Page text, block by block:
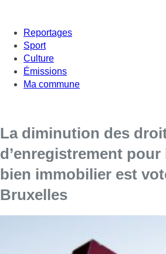
Reportages
Sport
Culture
Émissions
Ma commune
La diminution des
d’enregistrement pour
bien immobilier est
Bruxelles